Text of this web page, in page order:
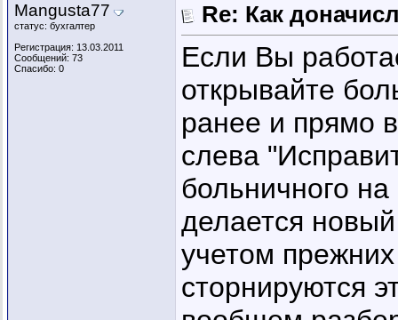
Mangusta77
статус: бухгалтер
Регистрация: 13.03.2011
Сообщений: 73
Спасибо: 0
Re: Как
Если Вы
открывайте
ранее и прямо
слева
больничного
делается
учетом
сторнируются